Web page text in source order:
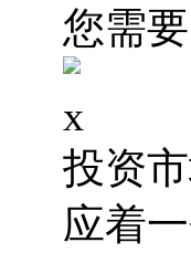
您需要
x
投资
应着